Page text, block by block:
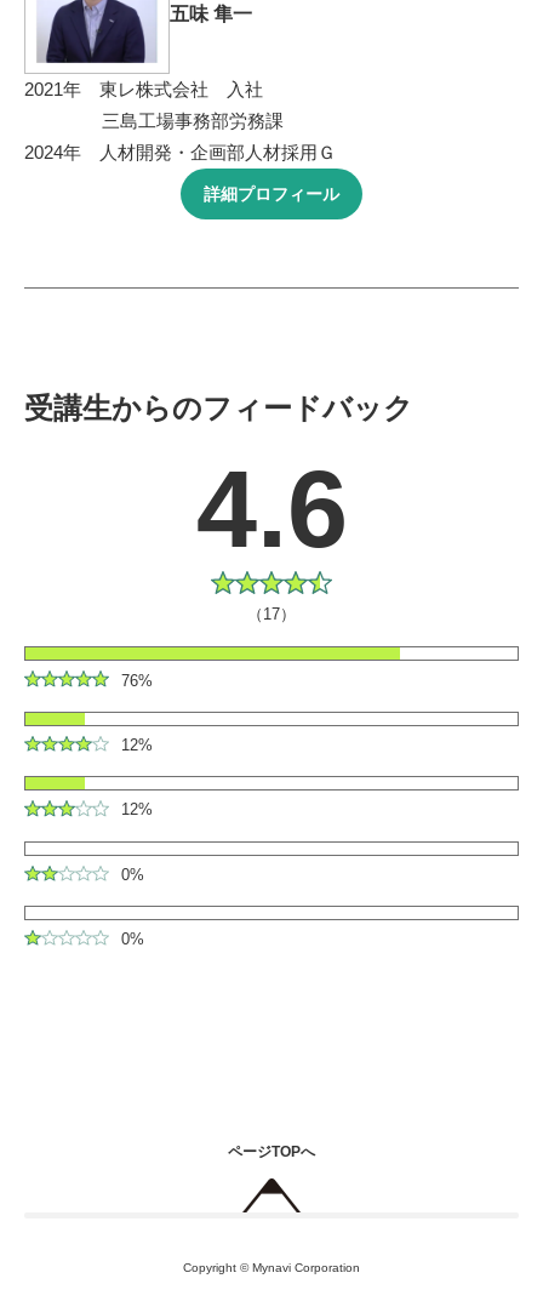
五味 隼一
2021年 東レ株式会社 入社
三島工場事務部労務課
2024年 人材開発・企画部人材採用Ｇ
詳細プロフィール
受講生からのフィードバック
4.6
（17）
76%
12%
12%
0%
0%
ページTOPへ
Copyright © Mynavi Corporation